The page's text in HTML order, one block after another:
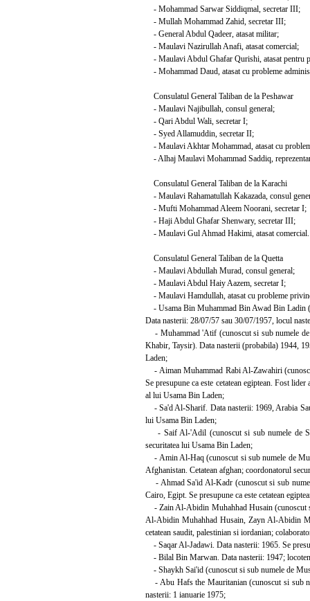
- Mohammad Sarwar Siddiqmal, secretar III;
- Mullah Mohammad Zahid, secretar III;
- General Abdul Qadeer, atasat militar;
- Maulavi Nazirullah Anafi, atasat comercial;
- Maulavi Abdul Ghafar Qurishi, atasat pentru
- Mohammad Daud, atasat cu probleme
Consulatul General Taliban de la Peshawar
- Maulavi Najibullah, consul general;
- Qari Abdul Wali, secretar I;
- Syed Allamuddin, secretar II;
- Maulavi Akhtar Mohammad, atasat cu
- Alhaj Maulavi Mohammad Saddiq,
Consulatul General Taliban de la Karachi
- Maulavi Rahamatullah Kakazada, consul
- Mufti Mohammad Aleem Noorani, secretar I;
- Haji Abdul Ghafar Shenwary, secretar III;
- Maulavi Gul Ahmad Hakimi, atasat comercial.
Consulatul General Taliban de la Quetta
- Maulavi Abdullah Murad, consul general;
- Maulavi Abdul Haiy Aazem, secretar I;
- Maulavi Hamdullah, atasat cu probleme
- Usama Bin Muhammad Bin Awad Bin Ladin
Data nasterii: 28/07/57 sau 30/07/1957, locul
- Muhammad 'Atif (cunoscut si sub numele
Khabir, Taysir). Data nasterii (probabila) 1944,
Laden;
- Aiman Muhammad Rabi Al-Zawahiri
Se presupune ca este cetatean egiptean. Fost
al lui Usama Bin Laden;
- Sa'd Al-Sharif. Data nasterii: 1969, Arabia
lui Usama Bin Laden;
- Saif Al-'Adil (cunoscut si sub numele de
securitatea lui Usama Bin Laden;
- Amin Al-Haq (cunoscut si sub numele de
Afghanistan. Cetatean afghan; coordonatorul
- Ahmad Sa'id Al-Kadr (cunoscut si sub
Cairo, Egipt. Se presupune ca este cetatean
- Zain Al-Abidin Muhahhad Husain (cunoscut
Al-Abidin Muhahhad Husain, Zayn Al-Abidin
cetatean saudit, palestinian si iordanian;
- Saqar Al-Jadawi. Data nasterii: 1965. Se
- Bilal Bin Marwan. Data nasterii: 1947;
- Shaykh Sai'id (cunoscut si sub numele de
- Abu Hafs the Mauritanian (cunoscut si sub
nasterii: 1 ianuarie 1975;